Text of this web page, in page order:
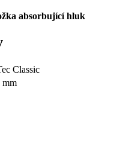
absorbující hluk
Classic
mm